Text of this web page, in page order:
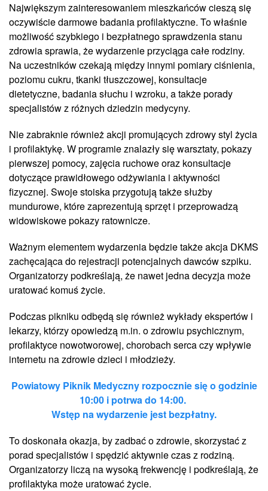
Największym zainteresowaniem mieszkańców cieszą się
oczywiście darmowe badania profilaktyczne. To właśnie
możliwość szybkiego i bezpłatnego sprawdzenia stanu
zdrowia sprawia, że wydarzenie przyciąga całe rodziny.
Na uczestników czekają między innymi pomiary ciśnienia,
poziomu cukru, tkanki tłuszczowej, konsultacje
dietetyczne, badania słuchu i wzroku, a także porady
specjalistów z różnych dziedzin medycyny.
Nie zabraknie również akcji promujących zdrowy styl życia
i profilaktykę. W programie znalazły się warsztaty, pokazy
pierwszej pomocy, zajęcia ruchowe oraz konsultacje
dotyczące prawidłowego odżywiania i aktywności
fizycznej. Swoje stoiska przygotują także służby
mundurowe, które zaprezentują sprzęt i przeprowadzą
widowiskowe pokazy ratownicze.
Ważnym elementem wydarzenia będzie także akcja DKMS
zachęcająca do rejestracji potencjalnych dawców szpiku.
Organizatorzy podkreślają, że nawet jedna decyzja może
uratować komuś życie.
Podczas pikniku odbędą się również wykłady ekspertów i
lekarzy, którzy opowiedzą m.in. o zdrowiu psychicznym,
profilaktyce nowotworowej, chorobach serca czy wpływie
internetu na zdrowie dzieci i młodzieży.
Powiatowy Piknik Medyczny rozpocznie się o godzinie
10:00 i potrwa do 14:00.
Wstęp na wydarzenie jest bezpłatny.
To doskonała okazja, by zadbać o zdrowie, skorzystać z
porad specjalistów i spędzić aktywnie czas z rodziną.
Organizatorzy liczą na wysoką frekwencję i podkreślają, że
profilaktyka może uratować życie.